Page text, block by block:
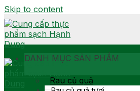
Skip to content
DANH MỤC SẢN PHẨM
Rau củ quả